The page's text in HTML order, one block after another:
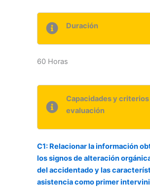
Duración
60 Horas
Capacidades y criterios
evaluación
C1: Relacionar la información
los signos de alteración
del accidentado y las
asistencia como primer